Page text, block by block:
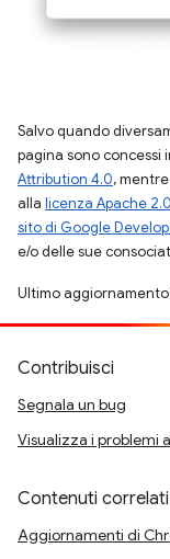
Salvo quando
pagina sono concessi
Attribution 4.0,
alla licenza Apache 2.0
sito di Google
e/o delle sue
Ultimo
Contribuisci
Segnala un bug
Visualizza i problemi
Contenuti correlati
Aggiornamenti di